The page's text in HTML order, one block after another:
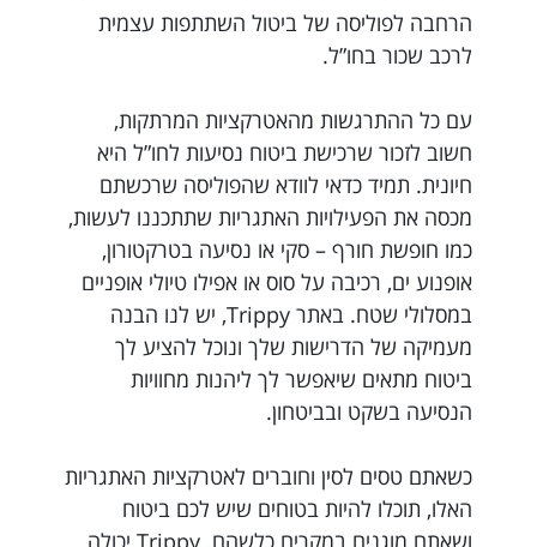
הרחבה לפוליסה של ביטול השתתפות עצמית
לרכב שכור בחו”ל.
עם כל ההתרגשות מהאטרקציות המרתקות,
חשוב לזכור שרכישת ביטוח נסיעות לחו”ל היא
חיונית. תמיד כדאי לוודא שהפוליסה שרכשתם
מכסה את הפעילויות האתגריות שתתכננו לעשות,
כמו חופשת חורף – סקי או נסיעה בטרקטורון,
אופנוע ים, רכיבה על סוס או אפילו טיולי אופניים
במסלולי שטח. באתר Trippy, יש לנו הבנה
מעמיקה של הדרישות שלך ונוכל להציע לך
ביטוח מתאים שיאפשר לך ליהנות מחוויות
הנסיעה בשקט ובביטחון.
כשאתם טסים לסין וחוברים לאטרקציות האתגריות
האלו, תוכלו להיות בטוחים שיש לכם ביטוח
ושאתם מוגנים במקרים כלשהם. Trippy יכולה